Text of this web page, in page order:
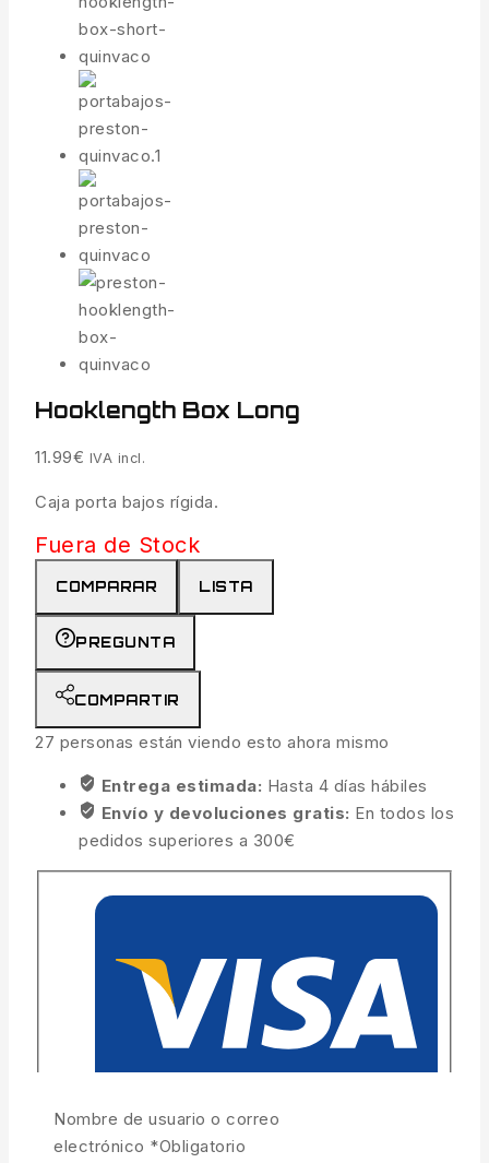
Hooklength Box Long
11.99€ IVA incl.
Caja porta bajos rígida.
Fuera de Stock
COMPARAR LISTA
PREGUNTA
COMPARTIR
27 personas están viendo esto ahora mismo
Entrega estimada: Hasta 4 días hábiles
Envío y devoluciones gratis: En todos los
pedidos superiores a 300€
Nombre de usuario o correo
electrónico *Obligatorio